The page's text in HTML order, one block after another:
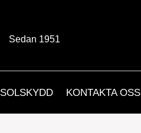
Sedan 1951
SOLSKYDD KONTAKTA OSS